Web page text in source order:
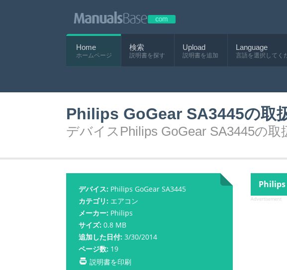
Home
ホームページ
検索
説明書を探す
Upload
説明書を追加
Language
言語を選択してく
Philips GoGear SA3445の取
デバイスPhilips GoGear SA3445の取
デバイス: Philips GoGear SA3445
カテゴリ: エアコン
メーカー: Philips
サイズ: 0.8 MB
追加した日付: 3/30/2014
ページ数: 19
説明書を印刷
Philips
Advertisement